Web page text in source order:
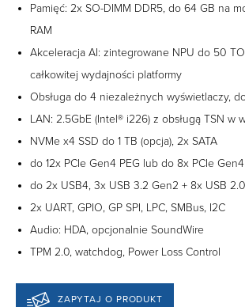
Pamięć: 2x SO-DIMM DDR5, do 64 GB na
RAM
Akceleracja AI: zintegrowane NPU do 50
całkowitej wydajności platformy
Obsługa do 4 niezależnych wyświetlaczy,
LAN: 2.5GbE (Intel® i226) z obsługą TSN w
NVMe x4 SSD do 1 TB (opcja), 2x SATA
do 12x PCIe Gen4 PEG lub do 8x PCIe Gen4
do 2x USB4, 3x USB 3.2 Gen2 + 8x USB 2.0
2x UART, GPIO, GP SPI, LPC, SMBus, I2C
Audio: HDA, opcjonalnie SoundWire
TPM 2.0, watchdog, Power Loss Control
ZAPYTAJ O PRODUKT